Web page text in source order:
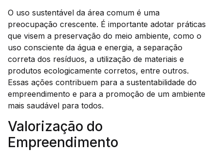
O uso sustentável da área comum é uma
preocupação crescente. É importante adotar práticas
que visem a preservação do meio ambiente, como o
uso consciente da água e energia, a separação
correta dos resíduos, a utilização de materiais e
produtos ecologicamente corretos, entre outros.
Essas ações contribuem para a sustentabilidade do
empreendimento e para a promoção de um ambiente
mais saudável para todos.
Valorização do
Empreendimento